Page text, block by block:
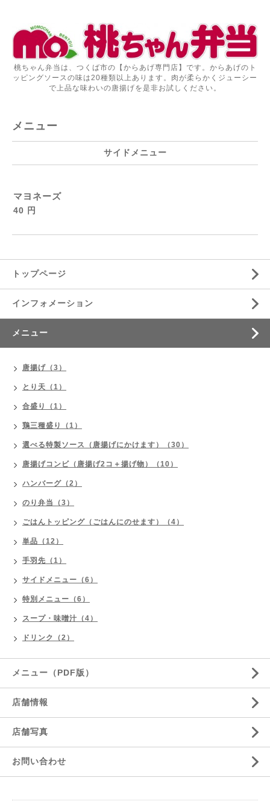
桃ちゃん弁当は、つくば市の【からあげ専門店】です。からあげのト
ッピングソースの味は20種類以上あります。肉が柔らかくジューシー
で上品な味わいの唐揚げを是非お試しください。
メニュー
サイドメニュー
マヨネーズ
40 円
トップページ
インフォメーション
メニュー
唐揚げ（3）
とり天（1）
合盛り（1）
鶏三種盛り（1）
選べる特製ソース（唐揚げにかけます）（30）
唐揚げコンビ（唐揚げ2コ＋揚げ物）（10）
ハンバーグ（2）
のり弁当（3）
ごはんトッピング（ごはんにのせます）（4）
単品（12）
手羽先（1）
サイドメニュー（6）
特別メニュー（6）
スープ・味噌汁（4）
ドリンク（2）
メニュー（PDF版）
店舗情報
店舗写真
お問い合わせ